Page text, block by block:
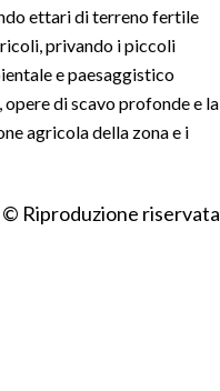
ettari di terreno fertile
privando i piccoli
e paesaggistico
di scavo profonde e la
agricola della zona e i
© Riproduzione riservata